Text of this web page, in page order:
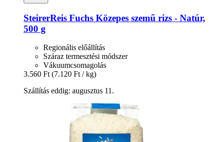
SteirerReis Fuchs Közepes szemű rizs -​ Natúr,
500 g
Regionális előállítás
Száraz termesztési módszer
Vákuumcsomagolás
3.560 Ft (7.120 Ft / kg)
Szállítás eddig: augusztus 11.